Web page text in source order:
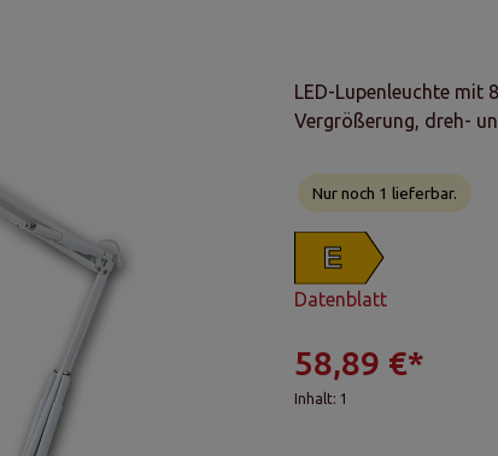
LED-Lupenleuchte mit
Vergrößerung, dreh-
Nur noch 1 lieferbar.
E
Datenblatt
58,89 €*
Inhalt: 1